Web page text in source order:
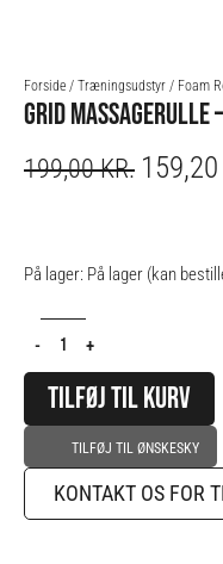
Forside / Træningsudstyr / Foam
GRID MASSAGERULLE
199,00KR. 159,20
På lager: På lager (kan
-
Grid
-
Trigger
Roller
antal
+
TILFØJ TIL KURV
TILFØJ TIL ØNSKESKY
KONTAKT OS FOR